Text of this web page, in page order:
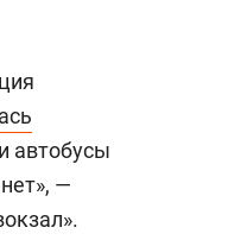
автобусы
—
работа
ментальным и
как основа
антихрупких команд